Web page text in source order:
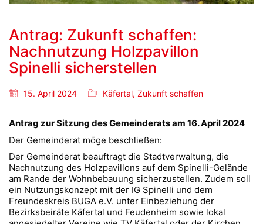
Antrag: Zukunft schaffen:
Nachnutzung Holzpavillon
Spinelli sicherstellen
15. April 2024 Käfertal, Zukunft schaffen
Antrag zur Sitzung des Gemeinderats am 16. April 2024
Der Gemeinderat möge beschließen:
Der Gemeinderat beauftragt die Stadtverwaltung, die
Nachnutzung des Holzpavillons auf dem Spinelli-Gelände
am Rande der Wohnbebauung sicherzustellen. Zudem soll
ein Nutzungskonzept mit der IG Spinelli und dem
Freundeskreis BUGA e.V. unter Einbeziehung der
Bezirksbeiräte Käfertal und Feudenheim sowie lokal